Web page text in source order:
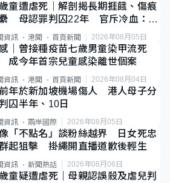
童遭虐死｜解剖揭長期捱餓、傷痕
母認罪判囚22年 官斥冷血：同
最惡劣
資訊 港聞 首頁新聞 2026年08月05日
｜曾接種疫苗七歲男童染甲流死
成今年首宗兒童感染離世個案
資訊 港聞 首頁新聞 2026年08月04日
年於新加坡機場傷人 港人母子分
囚半年、10日
資訊 兩岸國際 2026年08月05日
「不點名」談粉絲越界 日女死忠
起狙擊 掛繩開直播道歉後輕生
資訊 新聞熱話 2026年08月06日
童疑遭虐死｜母親認誤殺及虐兒判